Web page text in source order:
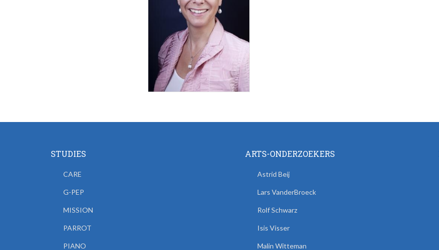
STUDIES
CARE
G-PEP
MISSION
PARROT
PIANO
ARTS-ONDERZOEKERS
Astrid Beij
Lars VanderBroeck
Rolf Schwarz
Isis Visser
Malin Witteman